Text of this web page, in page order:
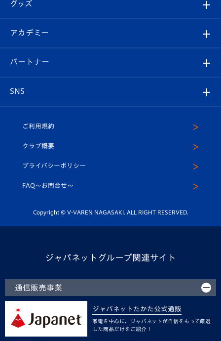
チケット
イベント
メディア
ホームタウン
スタッフプロフィール
マスコット紹介
平和祈念活動
ホームタウン活動
Revive Team
ヴィヴィくんの長崎おもてなしガイド
フォトギャラリー
スタジアムグルメ
V-LOVERS（ファンクラブ）
プレイヤーズスイート
グッズ
オンラインショップ
店舗情報
アカデミー
育成からのお知らせ
U-18
スクール
パートナー
SNS
ヴィヴィくんインスタグラム
公式LINE＠
ご利用規約
クラブ概要
プライバシーポリシー
FAQ〜お問合せ〜
Copyright © V-VAREN NAGASAKI. ALL RIGHT RESERVED.
ジャパネットグループ関連サイト
通信販売事業
ジャパネットたかた公式通販
家電を中心に、ジャパネットが自信をもって厳選
した商品だけをご紹介！